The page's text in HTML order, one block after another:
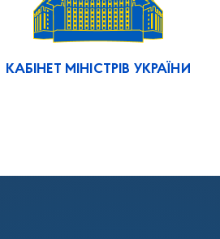
КАБІНЕТ МІНІСТРІВ УКРАЇНИ